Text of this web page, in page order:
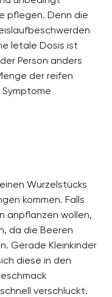
pflegen. Denn die
letale Dosis ist
Person anders
der reifen
Wurzelstücks
kommen. Falls
anpflanzen wollen,
da die Beeren
Gerade Kleinkinder
diese in den
verschluckt.